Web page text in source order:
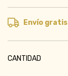
Envío gratis
CANTIDAD